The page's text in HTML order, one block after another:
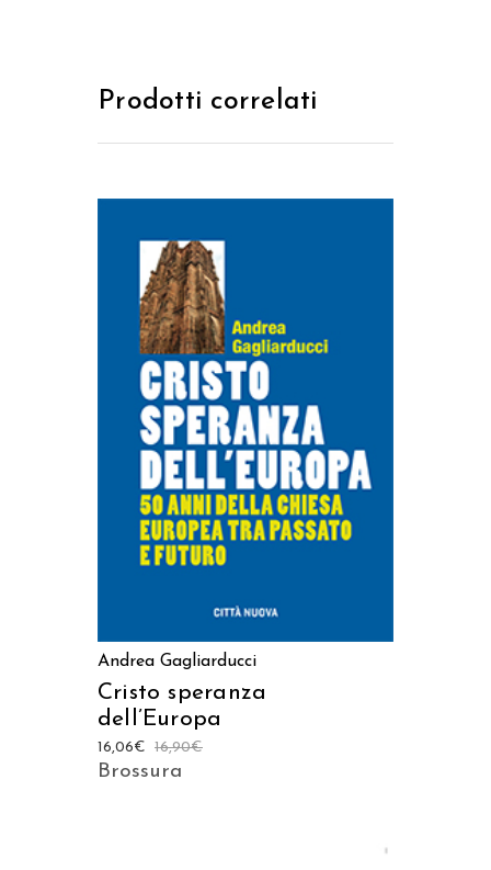
Prodotti correlati
AGGIUNGI AL CARRELLO
Andrea Gagliarducci
Cristo speranza
dell’Europa
16,90€
16,06€
Brossura